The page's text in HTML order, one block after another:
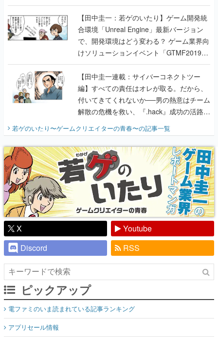
のいたり】
【田中圭一：若ゲのいたり】ゲーム開発統
合環境「Unreal Engine」最新バージョン
で、開発環境はどう変わる？ ゲーム業界向
けソリューションイベント「GTMF2019」
に行って、より理解を深めよう【PR】
【田中圭一連載：サイバーコネクトツー
編】すべての責任はオレが取る。だから、
付いてきてくれないか──男の熱意はチーム
解散の危機を救い、『.hack』成功の活路を
開く。業界の快男児・松山 洋に流れる血は
『少年ジャンプ』色だった【若ゲのいた
り】
若ゲのいたり〜ゲームクリエイターの青春〜の記事一覧
X
Youtube
Discord
RSS
ピックアップ
電ファミのいま読まれている記事ランキング
アプリセール情報